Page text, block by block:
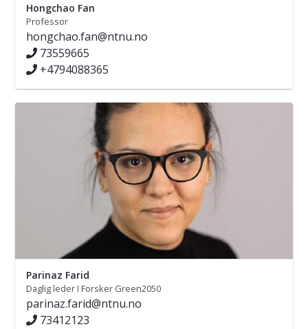
Hongchao Fan
Professor
hongchao.fan@ntnu.no
73559665
+4794088365
Parinaz Farid
Daglig leder I Forsker Green2050
parinaz.farid@ntnu.no
73412123